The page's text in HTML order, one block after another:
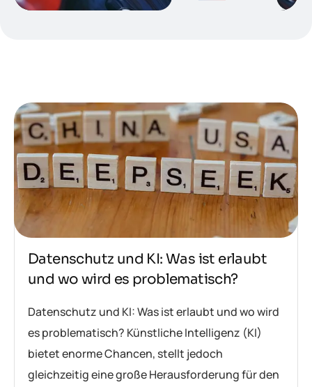
Datenschutz und KI: Was ist erlaubt
und wo wird es problematisch?
Datenschutz und KI: Was ist erlaubt und wo wird
es problematisch? Künstliche Intelligenz (KI)
bietet enorme Chancen, stellt jedoch
gleichzeitig eine große Herausforderung für den